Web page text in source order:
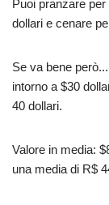
Puoi pranzare
dollari e cenare
Se va bene
intorno a $30
40 dollari.
Valore in media:
una media di R$